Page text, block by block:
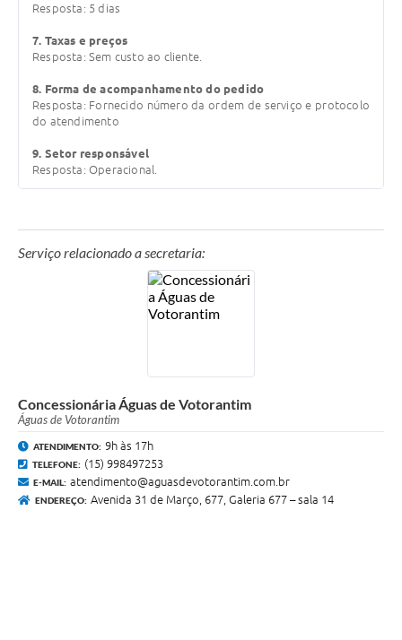
Resposta: 5 dias
7. Taxas e preços
Resposta: Sem custo ao cliente.
8. Forma de acompanhamento do pedido
Resposta: Fornecido número da ordem de serviço e protocolo
do atendimento
9. Setor responsável
Resposta: Operacional.
Serviço relacionado a secretaria:
Concessionária Águas de Votorantim
Águas de Votorantim
ATENDIMENTO: 9h às 17h
TELEFONE: (15) 998497253
E-MAIL: atendimento@aguasdevotorantim.com.br
ENDEREÇO: Avenida 31 de Março, 677, Galeria 677 – sala 14